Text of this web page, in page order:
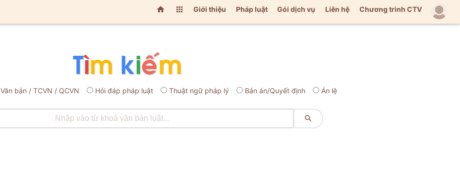
  Giới thiệu Pháp luật Gói dịch vụ Liên hệ Chương trình CTV
Văn bản / TCVN / QCVN Hỏi đáp pháp luật Thuật ngữ pháp lý Bản án/Quyết định Án lệ
